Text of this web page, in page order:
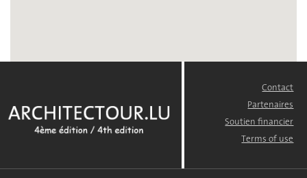
Contact
Partenaires
Soutien financier
Terms of use